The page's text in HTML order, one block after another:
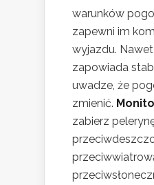
warunków
zapewni im
wyjazdu.
zapowiada
uwadze, że
zmienić.
zabierz